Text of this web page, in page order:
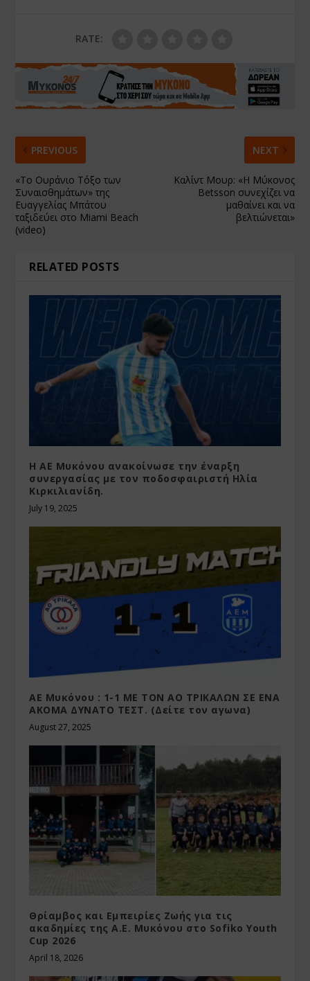
RATE:
PREVIOUS
«Το Ουράνιο Τόξο των
Συναισθημάτων» της
Ευαγγελίας Μπάτου
ταξιδεύει στο Miami Beach
(video)
NEXT
Καλίντ Μουρ: «Η Μύκονος
Betsson συνεχίζει να
μαθαίνει και να
βελτιώνεται»
RELATED POSTS
Η ΑΕ Μυκόνου ανακοίνωσε την έναρξη
συνεργασίας με τον ποδοσφαιριστή Ηλία
Κιρκιλιανίδη.
July 19, 2025
ΑΕ Μυκόνου : 1-1 ΜΕ ΤΟΝ ΑΟ ΤΡΙΚΑΛΩΝ ΣΕ ΕΝΑ
ΑΚΟΜΑ ΔΥΝΑΤΟ ΤΕΣΤ. (Δείτε τον αγωνα)
August 27, 2025
Θρίαμβος και Εμπειρίες Ζωής για τις
ακαδημίες της Α.Ε. Μυκόνου στο Sofiko Youth
Cup 2026
April 18, 2026